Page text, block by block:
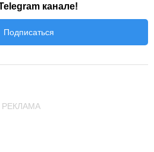
канале!
Подписаться
РЕКЛАМА